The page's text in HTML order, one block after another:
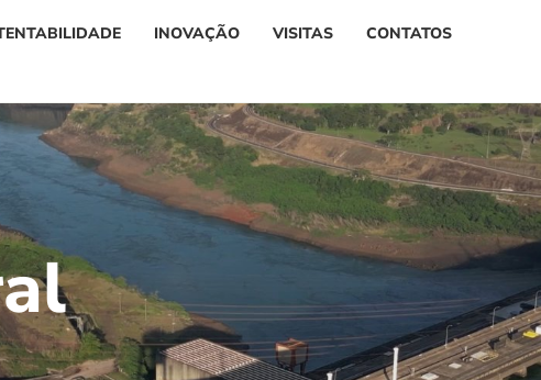
INOVAÇÃO VISITAS CONTATOS
al